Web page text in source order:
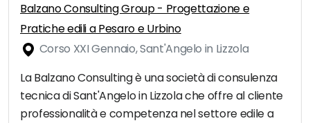
Balzano Consulting Group - Progettazione e
Pratiche edili a Pesaro e Urbino
Corso XXI Gennaio, Sant'Angelo in Lizzola
La Balzano Consulting è una società di consulenza
tecnica di Sant'Angelo in Lizzola che offre al cliente
professionalità e competenza nel settore edile a